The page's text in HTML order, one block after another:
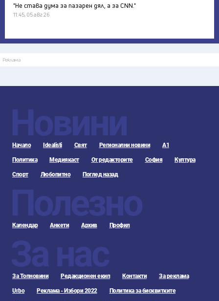
"Не става дума за пазарен дял, а за CNN."
11:45, 05 авг 26
Реклама
Новини
Начало Idealisti Свят Регионални новини А1
Политика Медиякаст От редакторите София Култура
Спорт Любопитно Поглед назад
Полезно
Календар Анкети Архив Профил
За нас
За Топновини Редакционен екип Контакти За реклама
Urbo Реклама - Избори 2022 Политика за бисквитките